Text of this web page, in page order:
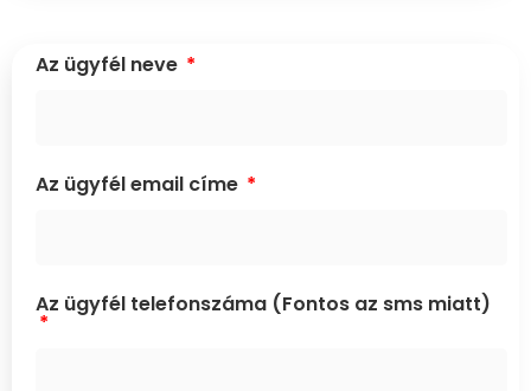
Az ügyfél neve
Az ügyfél email címe
Az ügyfél telefonszáma (Fontos az sms miatt)